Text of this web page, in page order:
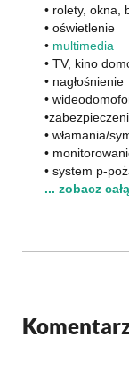
• rolety, okna,
• oświetlenie
• multimedia
• TV, kino
• nagłośnienie
•
• włamania/
•
• system p-
... zobacz